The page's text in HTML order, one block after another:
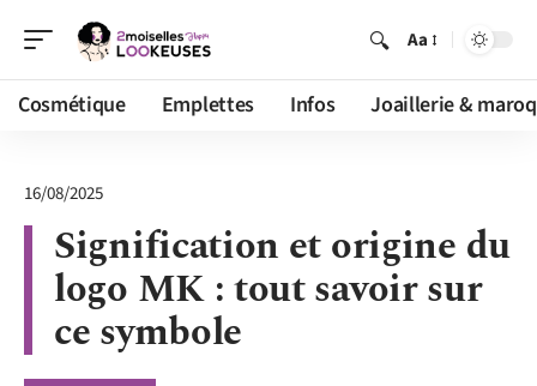
Aa
Cosmétique Emplettes Infos Joaillerie &
16/08/2025
Signification et origine du
logo MK : tout savoir sur
ce symbole